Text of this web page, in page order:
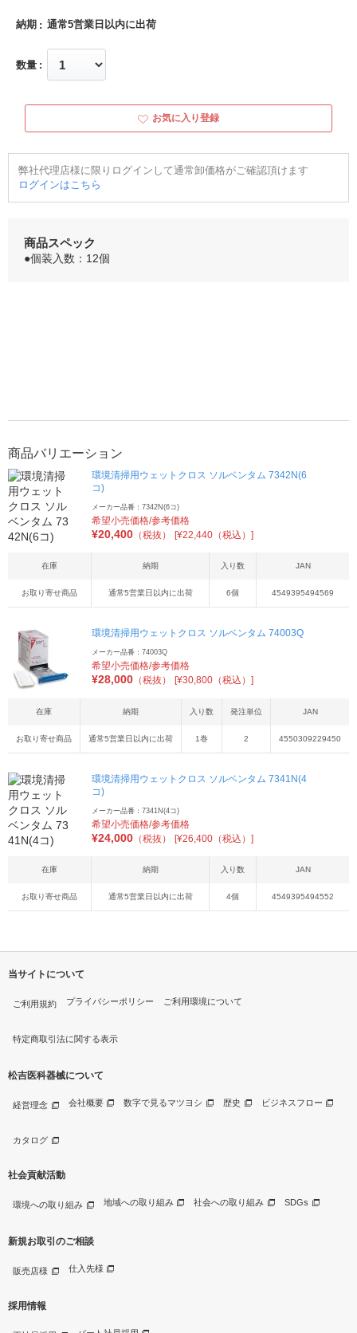
納期 通常5営業日以内に出荷
数量
お気に入り登録
弊社代理店様に限りログインして通常卸価格がご確認頂けます
ログインはこちら
商品スペック
●個装入数：12個
商品バリエーション
環境清掃用ウェットクロス ソルベンタム 7342N(6
コ)
メーカー品番：7342N(6コ)
希望小売価格/参考価格
¥20,400 （税抜） [¥22,440（税込）]
在庫 納期 入り数 JAN
お取り寄せ商品 通常5営業日以内に出荷 6個 4549395494569
環境清掃用ウェットクロス ソルベンタム 74003Q
メーカー品番：74003Q
希望小売価格/参考価格
¥28,000 （税抜） [¥30,800（税込）]
在庫 納期 入り数 発注単位 JAN
お取り寄せ商品 通常5営業日以内に出荷 1巻 2 4550309229450
環境清掃用ウェットクロス ソルベンタム 7341N(4
コ)
メーカー品番：7341N(4コ)
希望小売価格/参考価格
¥24,000 （税抜） [¥26,400（税込）]
在庫 納期 入り数 JAN
お取り寄せ商品 通常5営業日以内に出荷 4個 4549395494552
当サイトについて
ご利用規約 プライバシーポリシー ご利用環境について
特定商取引法に関する表示
松吉医科器械について
経営理念 会社概要 数字で見るマツヨシ 歴史 ビジネスフロー
カタログ
社会貢献活動
環境への取り組み 地域への取り組み 社会への取り組み SDGs
新規お取引のご相談
販売店様 仕入先様
採用情報